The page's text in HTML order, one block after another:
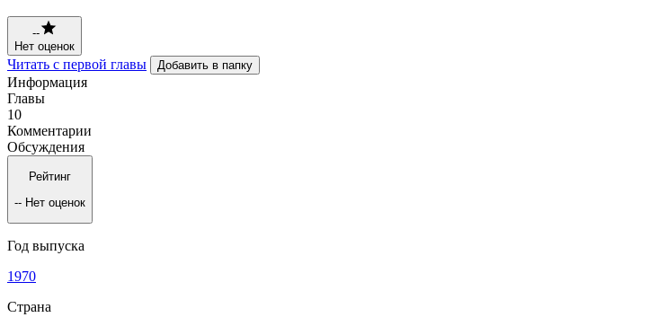
--
Нет оценок
Читать с первой главы Добавить в папку
Информация
Главы
10
Комментарии
Обсуждения
Рейтинг
-- Нет оценок
Год выпуска
1970
Страна